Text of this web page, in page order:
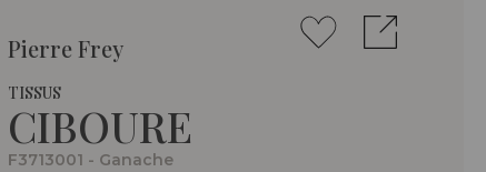
Pierre Frey
TISSUS
CIBOURE
F3713001 - Ganache